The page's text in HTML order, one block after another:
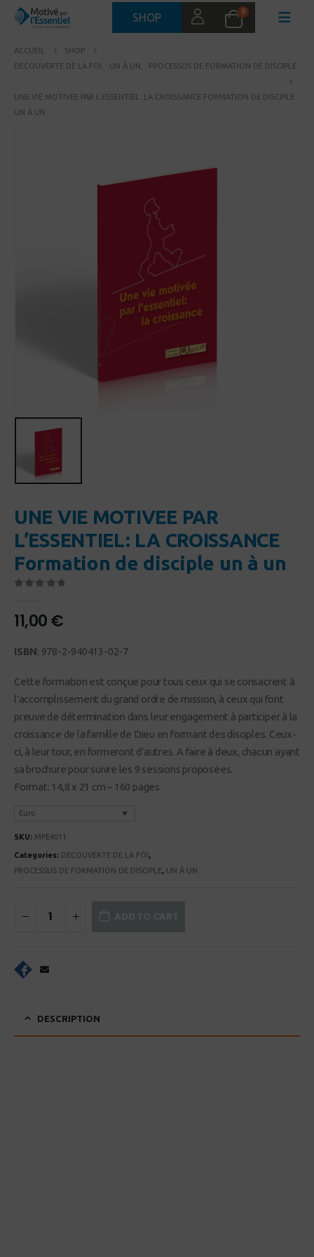
SHOP 0
ACCUEIL
SHOP
DECOUVERTE DE LA FOI
UN À UN PROCESSUS DE FORMATION DE DISCIPLE
UNE VIE MOTIVEE PAR L’ESSENTIEL: LA CROISSANCE FORMATION DE DISCIPLE
UN À UN
UNE VIE MOTIVEE PAR
L’ESSENTIEL: LA CROISSANCE
Formation de disciple un à un
11,00€
ISBN: 978-2-940413-02-7
Cette formation est conçue pour tous ceux qui se consacrent à
l’accomplissement du grand ordre de mission, à ceux qui font
preuve de détermination dans leur engagement à participer à la
croissance de la famille de Dieu en formant des disciples. Ceux-
ci, à leur tour, en formeront d’autres. A faire à deux, chacun ayant
sa brochure pour suivre les 9 sessions proposées.
Format: 14,8 x 21 cm – 160 pages
Euro
SKU: MPE4011
Categories: DECOUVERTE DE LA FOI,
PROCESSUS DE FORMATION DE DISCIPLE, UN À UN
DESCRIPTION